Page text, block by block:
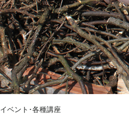
イベント･各種講座